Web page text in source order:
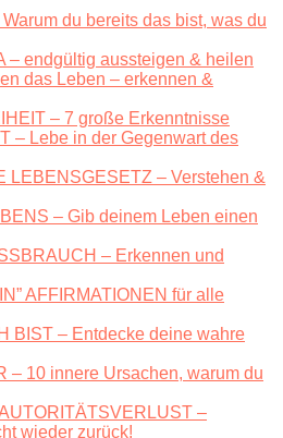
du bereits das bist, was du
– endgültig aussteigen & heilen
das Leben – erkennen &
– 7 große Erkenntnisse
– Lebe in der Gegenwart des
LEBENSGESETZ – Verstehen &
– Gib deinem Leben einen
– Erkennen und
AFFIRMATIONEN für alle
BIST – Entdecke deine wahre
– 10 innere Ursachen, warum du
–
wieder zurück!